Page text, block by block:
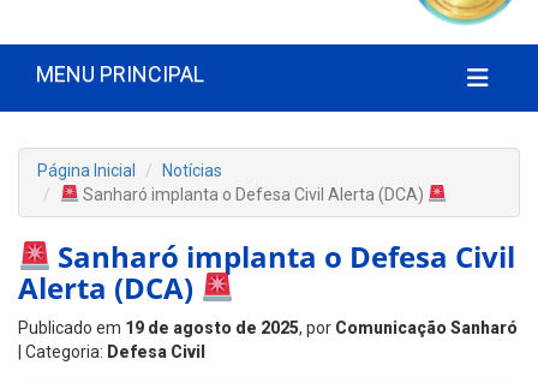
MENU PRINCIPAL
Página Inicial
Notícias
Sanharó implanta o Defesa Civil Alerta (DCA)
Sanharó implanta o Defesa Civil
Alerta (DCA)
Publicado em 19 de agosto de 2025, por Comunicação Sanharó
| Categoria: Defesa Civil